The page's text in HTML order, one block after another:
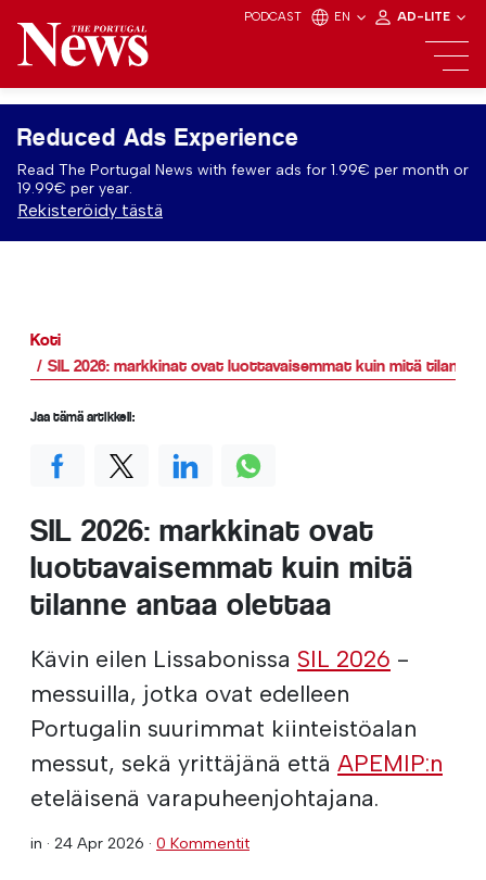
PODCAST EN AD-LITE
Reduced Ads Experience
Read The Portugal News with fewer ads for 1.99€ per month or
19.99€ per year.
Rekisteröidy tästä
Koti
SIL 2026: markkinat ovat luottavaisemmat kuin mitä tilanne
SIL 2026: markkinat ovat
luottavaisemmat kuin mitä
tilanne antaa olettaa
Kävin eilen Lissabonissa SIL 2026 -
messuilla, jotka ovat edelleen
Portugalin suurimmat kiinteistöalan
messut, sekä yrittäjänä että APEMIP:n
eteläisenä varapuheenjohtajana.
in · 24 Apr 2026 · 0 Kommentit
Jaa tämä artikkeli: